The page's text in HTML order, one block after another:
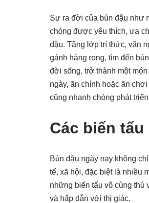
Sự ra đời của bún đậu như
chóng được yêu thích, ưa
đậu. Tầng lớp trí thức, văn
gánh hàng rong, tìm đến
đời sống, trở thành một
ngày, ăn chính hoặc ăn
cũng nhanh chóng phát
Các biến
Bún đậu ngày nay không
tế, xã hội, đặc biệt là nhiều
những biến tấu vô cùng thú
và hấp dẫn với thị giác.